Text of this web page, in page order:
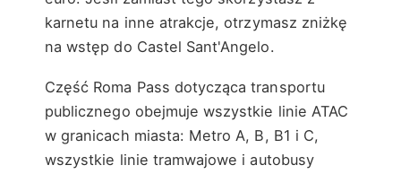
karnetu na inne atrakcje, otrzymasz zniżkę
na wstęp do Castel Sant'Angelo.
Część Roma Pass dotycząca transportu
publicznego obejmuje wszystkie linie ATAC
w granicach miasta: Metro A, B, B1 i C,
wszystkie linie tramwajowe i autobusy